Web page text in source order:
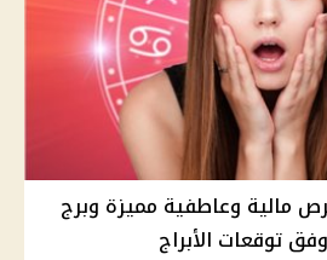
مالية وعاطفية مميزة وبرج
توقعات الأبراج